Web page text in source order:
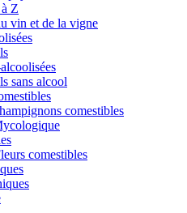
Z
vin et de la vigne
sans alcool
comestibles
comestibles